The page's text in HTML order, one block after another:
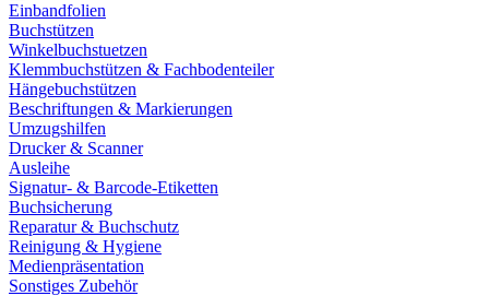
Einbandfolien
Buchstützen
Winkelbuchstuetzen
Klemmbuchstützen & Fachbodenteiler
Hängebuchstützen
Beschriftungen & Markierungen
Umzugshilfen
Drucker & Scanner
Ausleihe
Signatur- & Barcode-Etiketten
Buchsicherung
Reparatur & Buchschutz
Reinigung & Hygiene
Medienpräsentation
Sonstiges Zubehör